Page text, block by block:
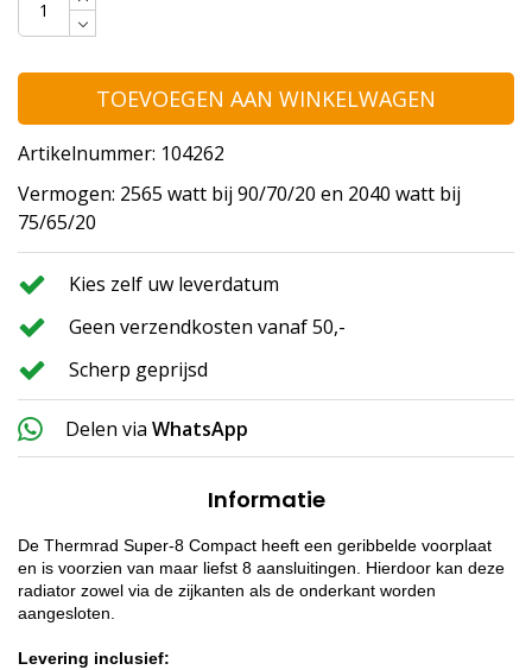
TOEVOEGEN AAN WINKELWAGEN
Artikelnummer: 104262
Vermogen: 2565 watt bij 90/70/20 en 2040 watt bij
75/65/20
Kies zelf uw leverdatum
Geen verzendkosten vanaf 50,-
Scherp geprijsd
Delen via WhatsApp
Informatie
De Thermrad Super-8 Compact heeft een geribbelde voorplaat
en is voorzien van maar liefst 8 aansluitingen. Hierdoor kan deze
radiator zowel via de zijkanten als de onderkant worden
aangesloten.
Levering inclusief: